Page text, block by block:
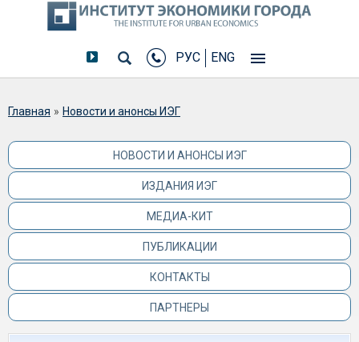
РУС ENG
Вы здесь
Главная » Новости и анонсы ИЭГ
НОВОСТИ И АНОНСЫ ИЭГ
ИЗДАНИЯ ИЭГ
МЕДИА-КИТ
ПУБЛИКАЦИИ
КОНТАКТЫ
ПАРТНЕРЫ